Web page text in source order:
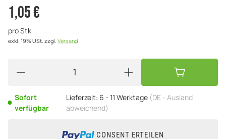
1,05 €
pro Stk
exkl. 19% USt. zzgl. Versand
Sofort
verfügbar
Lieferzeit: 6 - 11 Werktage (DE - Ausland
abweichend)
CONSENT ERTEILEN